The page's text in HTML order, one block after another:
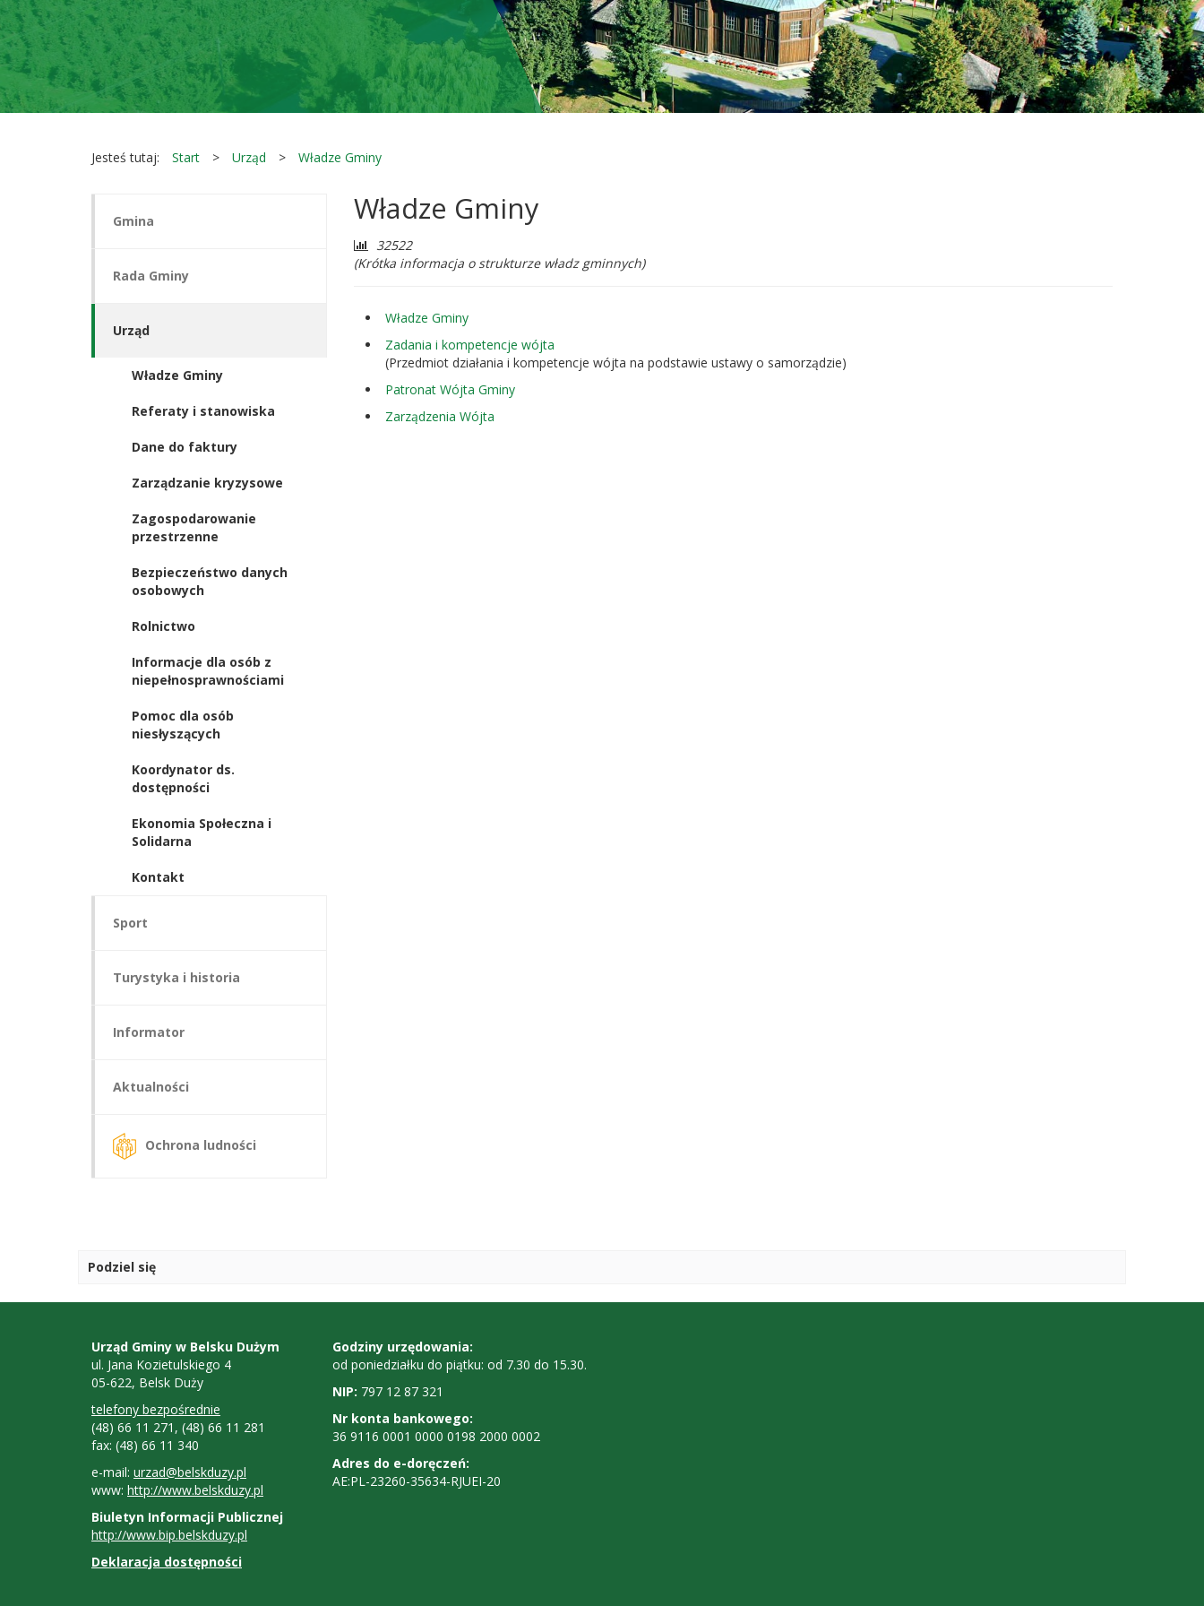
Jesteś tutaj: Start Urząd Władze Gminy
Gmina
Rada Gminy
Urząd
Władze Gminy
Referaty i stanowiska
Dane do faktury
Zarządzanie kryzysowe
Zagospodarowanie
przestrzenne
Bezpieczeństwo danych
osobowych
Rolnictwo
Informacje dla osób z
niepełnosprawnościami
Pomoc dla osób
niesłyszących
Koordynator ds.
dostępności
Ekonomia Społeczna i
Solidarna
Kontakt
Sport
Turystyka i historia
Informator
Aktualności
Ochrona ludności
Władze Gminy
Liczba
odwiedzających:
32522
(Krótka informacja o strukturze władz gminnych)
Władze Gminy
Zadania i kompetencje wójta
(Przedmiot działania i kompetencje wójta na podstawie ustawy o samorządzie)
Patronat Wójta Gminy
Zarządzenia Wójta
Podziel się
Kontakt
Urząd Gminy w Belsku Dużym
ul. Jana Kozietulskiego 4
05-622, Belsk Duży
telefony bezpośrednie
(48) 66 11 271, (48) 66 11 281
fax: (48) 66 11 340
e-mail: urzad@belskduzy.pl
www: http://www.belskduzy.pl
Biuletyn Informacji Publicznej
http://www.bip.belskduzy.pl
Deklaracja dostępności
Godziny
urzędowania,
NIP,
nr
konta
bankowego
Godziny urzędowania:
od poniedziałku do piątku: od 7.30 do 15.30.
NIP: 797 12 87 321
Nr konta bankowego:
36 9116 0001 0000 0198 2000 0002
Adres do e-doręczeń:
AE:PL-23260-35634-RJUEI-20